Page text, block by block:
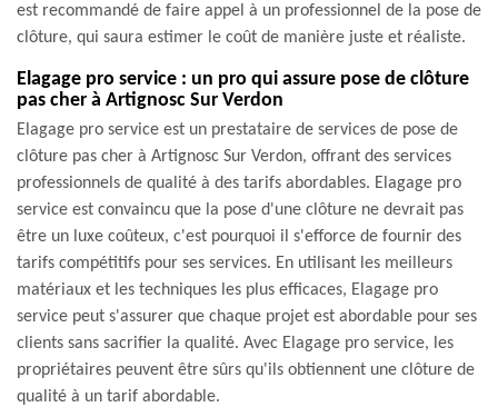
est recommandé de faire appel à un professionnel de la pose de
clôture, qui saura estimer le coût de manière juste et réaliste.
Elagage pro service : un pro qui assure pose de clôture
pas cher à Artignosc Sur Verdon
Elagage pro service est un prestataire de services de pose de
clôture pas cher à Artignosc Sur Verdon, offrant des services
professionnels de qualité à des tarifs abordables. Elagage pro
service est convaincu que la pose d'une clôture ne devrait pas
être un luxe coûteux, c'est pourquoi il s'efforce de fournir des
tarifs compétitifs pour ses services. En utilisant les meilleurs
matériaux et les techniques les plus efficaces, Elagage pro
service peut s'assurer que chaque projet est abordable pour ses
clients sans sacrifier la qualité. Avec Elagage pro service, les
propriétaires peuvent être sûrs qu'ils obtiennent une clôture de
qualité à un tarif abordable.